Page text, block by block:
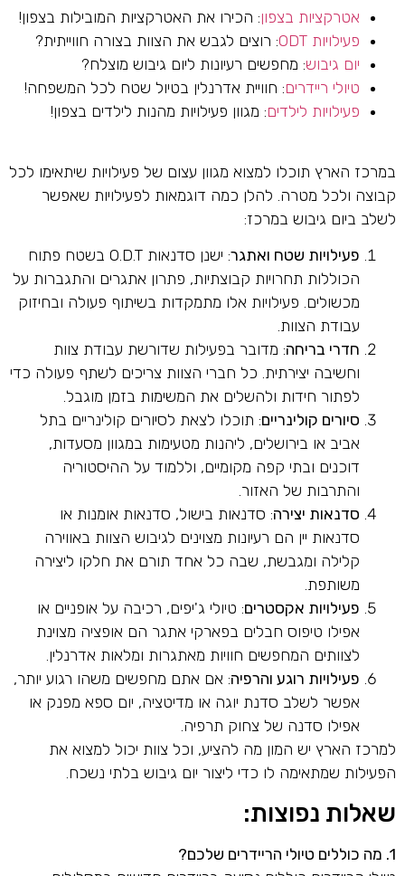
אטרקציות בצפון: הכירו את האטרקציות המובילות בצפון!
פעילויות ODT
: רוצים לגבש את הצוות בצורה חווייתית?
יום גיבוש: מחפשים רעיונות ליום גיבוש מוצלח?
טיולי ריידרים: חוויית אדרנלין בטיול שטח לכל המשפחה!
פעילויות לילדים: מגוון פעילויות מהנות לילדים בצפון!
במרכז הארץ תוכלו למצוא מגוון עצום של פעילויות שיתאימו לכל
קבוצה ולכל מטרה. להלן כמה דוגמאות לפעילויות שאפשר
לשלב ביום גיבוש במרכז:
פעילויות שטח ואתגר
: ישנן סדנאות O.D.T בשטח פתוח
הכוללות תחרויות קבוצתיות, פתרון אתגרים והתגברות על
מכשולים. פעילויות אלו מתמקדות בשיתוף פעולה ובחיזוק
עבודת הצוות.
חדרי בריחה: מדובר בפעילות שדורשת עבודת צוות
וחשיבה יצירתית. כל חברי הצוות צריכים לשתף פעולה כדי
לפתור חידות ולהשלים את המשימות בזמן מוגבל.
סיורים קולינריים: תוכלו לצאת לסיורים קולינריים בתל
אביב או בירושלים, ליהנות מטעימות במגוון מסעדות,
דוכנים ובתי קפה מקומיים, וללמוד על ההיסטוריה
והתרבות של האזור.
סדנאות יצירה: סדנאות בישול, סדנאות אומנות או
סדנאות יין הם רעיונות מצוינים לגיבוש הצוות באווירה
קלילה ומגבשת, שבה כל אחד תורם את חלקו ליצירה
משותפת.
פעילויות אקסטרים: טיולי ג'יפים, רכיבה על אופניים או
אפילו טיפוס חבלים בפארקי אתגר הם אופציה מצוינת
לצוותים המחפשים חוויות מאתגרות ומלאות אדרנלין.
פעילויות רוגע והרפיה: אם אתם מחפשים משהו רגוע יותר,
אפשר לשלב סדנת יוגה או מדיטציה, יום ספא מפנק או
אפילו סדנה של צחוק תרפיה.
למרכז הארץ יש המון מה להציע, וכל צוות יכול למצוא את
הפעילות שמתאימה לו כדי ליצור יום גיבוש בלתי נשכח.
שאלות נפוצות:
1. מה כוללים טיולי הריידרים שלכם?